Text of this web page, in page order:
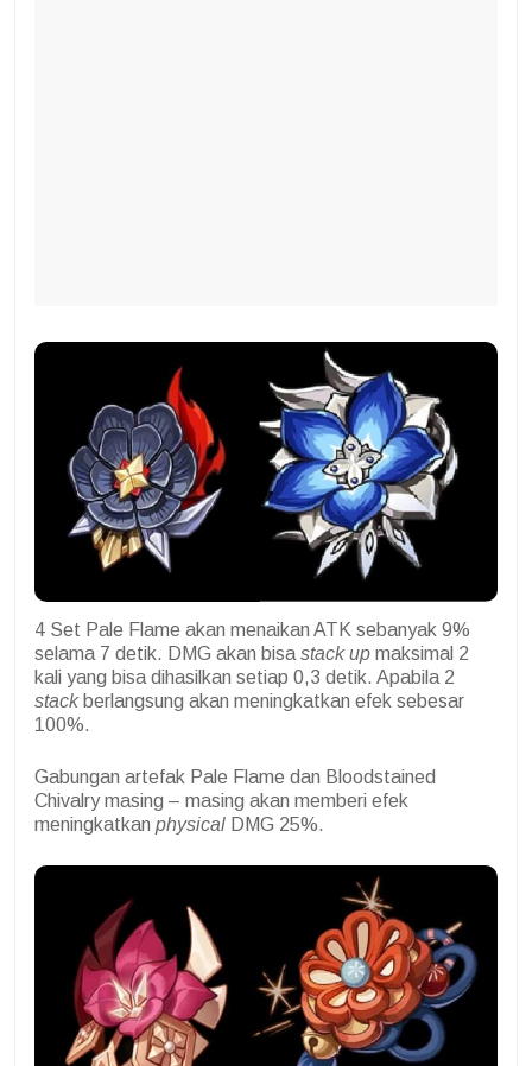
4 Set Pale Flame akan menaikan ATK sebanyak 9%
selama 7 detik. DMG akan bisa stack up maksimal 2
kali yang bisa dihasilkan setiap 0,3 detik. Apabila 2
stack berlangsung akan meningkatkan efek sebesar
100%.
Gabungan artefak Pale Flame dan Bloodstained
Chivalry masing – masing akan memberi efek
meningkatkan physical DMG 25%.